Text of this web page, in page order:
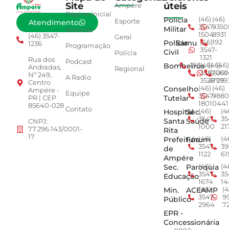
Atendimento
(46) 3547-
1236
Rua dos
Andradas,
Nº 249,
Centro
Ampére -
PR | CEP
85640-028
CNPJ:
77.296.143/0001-
17
Site
Página Inicial
Notícias
Programação
Podcast
A Radio
Equipe
Contato
Ampére
Esporte
Geral
Polícia
Regional
úteis
Polícia
Militar
(46)
3547-
1504
(46)
8931
Polícia
Civil
Samu (46)
3547-
1321
192
Bombeiros
193(46)
3547-
3528
(46)
4779
(46)
Conselho
Tutelar
(46)
3547-
1801
(46)
0441
Hospital
Santa
Rita
Sec.
Saúde
(46)
3547-
1000
Prefeitura
de
Ampére
Fórum
(46)
3547-
1122
Sec.
Educação
Paroquia
(46)
3547-
1674
Min.
Público
ACEAMP
(46)
3547-
2964
EPR -
Concessionária